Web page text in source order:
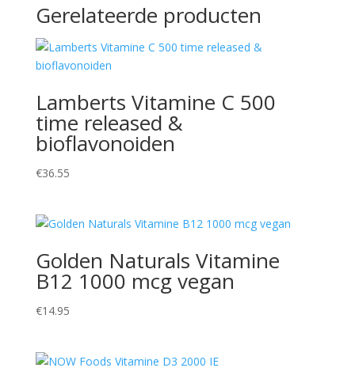
Gerelateerde producten
Lamberts Vitamine C 500
time released &
bioflavonoiden
€36.55
Golden Naturals Vitamine
B12 1000 mcg vegan
€14.95